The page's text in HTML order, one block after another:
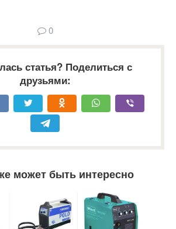
0
статья? Поделиться с
друзьями:
может быть интересно